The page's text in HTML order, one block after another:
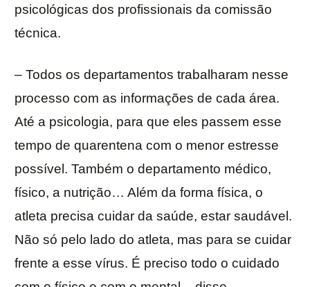
psicológicas dos profissionais da comissão
técnica.
– Todos os departamentos trabalharam nesse
processo com as informações de cada área.
Até a psicologia, para que eles passem esse
tempo de quarentena com o menor estresse
possível. Também o departamento médico,
físico, a nutrição… Além da forma física, o
atleta precisa cuidar da saúde, estar saudável.
Não só pelo lado do atleta, mas para se cuidar
frente a esse vírus. É preciso todo o cuidado